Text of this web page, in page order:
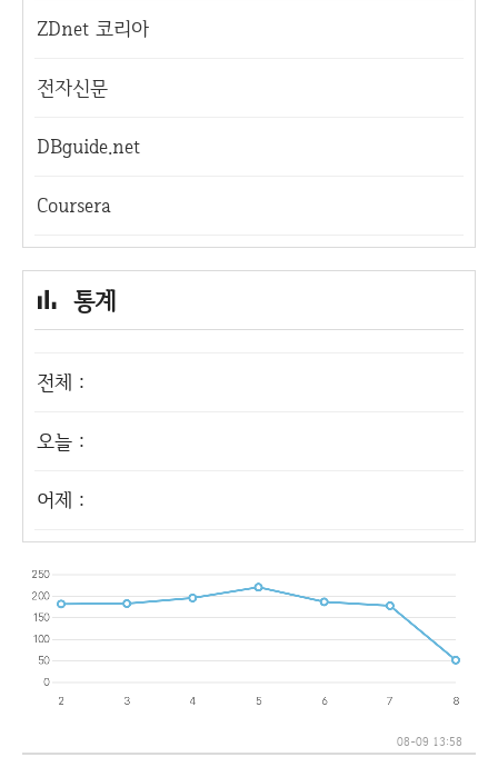
ZDnet 코리아
전자신문
DBguide.net
Coursera
통계
전체 :
오늘 :
어제 :
08-09 13:58